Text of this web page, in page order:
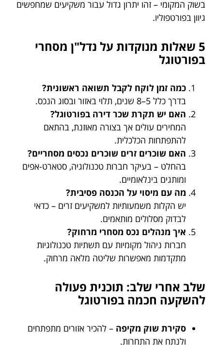
בשוק המקומי – זהו יתרון גדול עבור משקיעים שמחפשים
גיוון בפורטפוליו.
5 שאלות מנוקדות על נדל"ן מסחרי
בפורטוגל
כמה זמן לוקח לקבל תשואה ראשונית?
בדרך כלל 5–8 שנים, תלוי באזור ובסוג הנכס.
האם יש תקרת שכר דירה בפורטוגל?
המחירים עולים אך בצורה מאוזנת, בהתאם
להתפתחות הכלכלית.
האם שוכרים זרים שוכרים נכסים מסחריים?
בהחלט – בעיקר חברות טכנולוגיה, סטארט-אפים
ומותגים בינלאומיים.
מה עם מיסוי על הכנסה פסיבית?
יש הקלות משמעותיות למשקיעים זרים – כדאי
לבדוק מסלולים מותאמים.
איך מנהלים נכס מסחרי מרחוק?
חברות ניהול מקומיות עם תשתיות טכנולוגיות
מתקדמות מאפשרות שליטה מלאה מרחוק.
שלב אחרי שלב: תוכנית פעולה
להשקעה חכמה בפורטוגל
סקירת שוק מקיפה – להכיר אזורים מתפתחים
ולנתח את התחרות.